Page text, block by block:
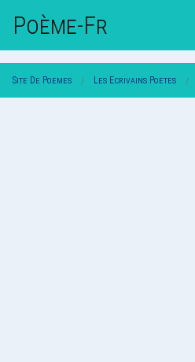
Poème-Fr
Site De Poemes Les Ecrivains Poetes